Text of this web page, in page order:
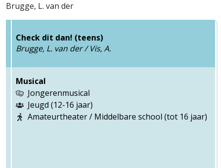
Brugge, L. van der
Check dit dan! (teens)
Brugge, L. van der / Vis, A.
Musical
Jongerenmusical
Jeugd (12-16 jaar)
Amateurtheater / Middelbare school (tot 16 jaar)